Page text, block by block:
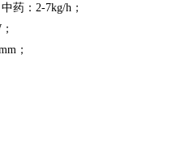
药：2-7kg/h；
；